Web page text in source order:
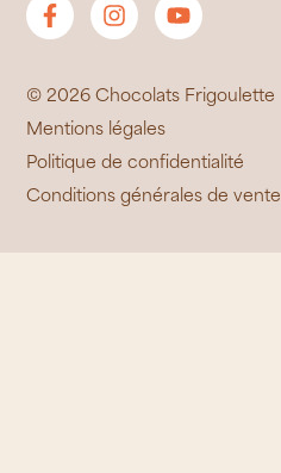
© 2026 Chocolats Frigoulette
Mentions légales
Politique de confidentialité
Conditions générales de vente